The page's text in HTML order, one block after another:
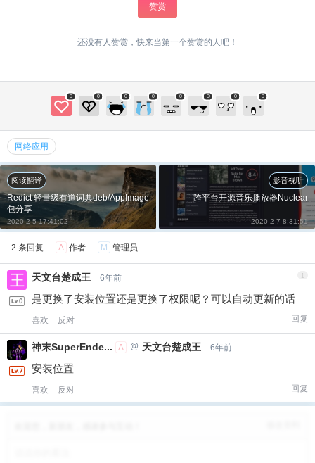
赞赏
还没有人赞赏，快来当第一个赞赏的人吧！
0 0 0 0 0 0 0 0
网络应用
5 元
¥
立刻支付
阅读翻译
Redict 轻量级有道词典deb/AppImage
包分享
2020-2-5 17:41:02
影音视听
跨平台开源音乐播放器Nuclear
2020-2-7 8:31:51
2 条回复 A 作者 M 管理员
天文台楚成王 6年前 1
是更换了安装位置还是更换了权限呢？可以自动更新的话
喜欢 反对 回复
神末SuperEnde... A @ 天文台楚成王 6年前
安装位置
喜欢 反对 回复
6位以上
找回 已有帐号？登录
社交帐号直接登录